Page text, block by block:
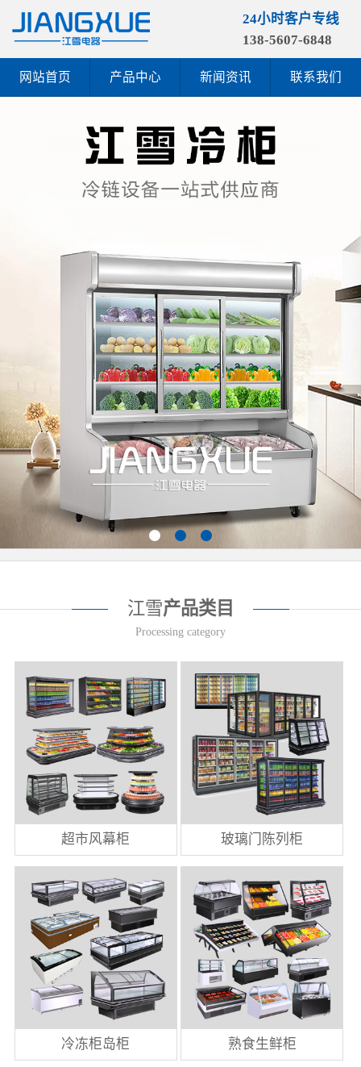
24小时客户专线
138-5607-6848
网站首页 产品中心 新闻资讯 联系我们
江雪产品类目
Processing category
超市风幕柜 玻璃门陈列柜
冷冻柜岛柜 熟食生鲜柜